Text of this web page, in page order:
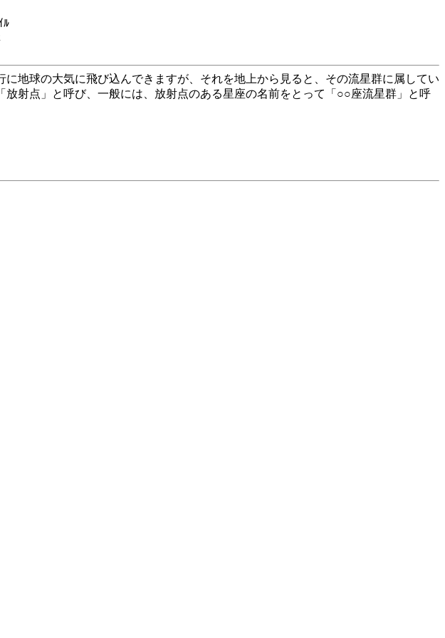
ﾙ
地球の大気に飛び込んできますが、それを地上から見ると、その流星群に属してい
射点」と呼び、一般には、放射点のある星座の名前をとって「○○座流星群」と呼